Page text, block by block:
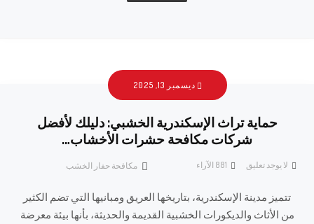
ديسمبر 13, 2025
حماية تراث الإسكندرية الخشبي: دليلك لأفضل
شركات مكافحة حشرات الأخشاب…
مكافحة حفار الخشب لا يوجد تعليق الآراء
تتميز مدينة الإسكندرية، بتاريخها العريق ومبانيها التي تضم الكثير
من الأثاث والديكورات الخشبية القديمة والحديثة، بأنها بيئة معرضة